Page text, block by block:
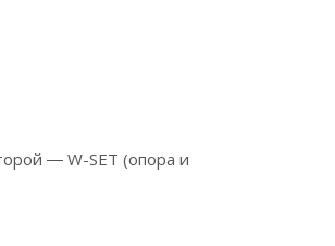
― W-SET (опора и